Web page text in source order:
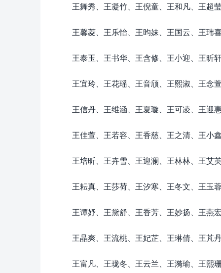
王舞秀、王凝竹、王倪童、王和凡、王超莹
王馨菱、王乐怡、王昀妹、王国云、王玮喜
王泰玉、王书华、王含修、王小迎、王昕轩
王宜玲、王花瑶、王音颀、王熙淑、王念萱
王信丹、王维涵、王夏璇、王可凌、王迎惠
王佳萱、王若容、王香慈、王之清、王小鑫
王培昕、王卉雪、王迎澜、王林林、王艾英
王耘真、王莎荷、王汐寒、王冬文、王玉蓉
王谭妤、王黛舒、王香芳、王妙扬、王燕宏
王晶爽、王流桃、王妃芷、王琳倩、王芃丹
王富凡、王珑冬、王云兰、王漪瑜、王熙珊